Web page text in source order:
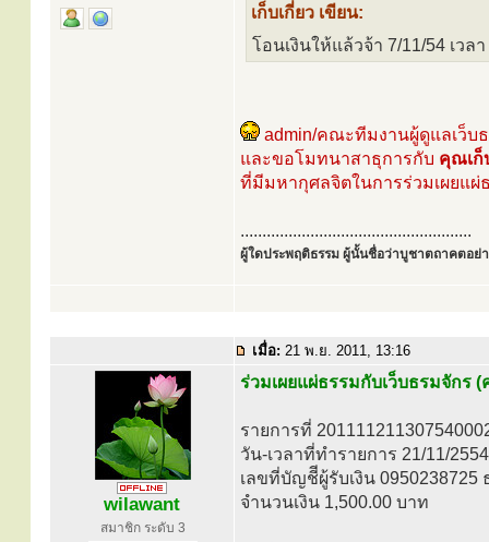
เก็บเกี่ยว เขียน:
โอนเงินให้แล้วจ้า 7/11/54 เว
admin/คณะทีมงานผู้ดูแลเว็
และขอโมทนาสาธุการกับ คุณเก็
ที่มีมหากุศลจิตในการร่วมเผยแผ่
.....................................................
ผู้ใดประพฤติธรรม ผู้นั้นชื่อว่าบูชาตถาคตอย่า
เมื่อ: 21 พ.ย. 2011, 13:16
wilawant
สมาชิก ระดับ 3
ร่วมเผยแผ่ธรรมกับเว็บธรมจักร
รายการที่
วัน-เวลาที่ทำรายการ 21/11/
เลขที่บัญชีีผู้รับเงิน 0950238725
จำนวนเงิน 1,500.00 บาท